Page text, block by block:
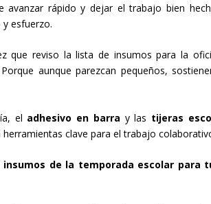
avanzar rápido y dejar el trabajo bien
esfuerzo.
que reviso la lista de insumos para la
aunque parezcan pequeños,
el adhesivo en barra y las tijeras
clave para el trabajo
de la temporada escolar para